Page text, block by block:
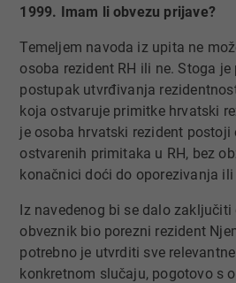
1999. Imam li obvezu prijave?
Temeljem navoda iz upita ne
osoba rezident RH ili ne. Stoga
postupak utvrđivanja
koja ostvaruje primitke hrvatski
je osoba hrvatski rezident postoji
ostvarenih primitaka u RH, bez
konačnici doći do oporezivanja ili
Iz navedenog bi se dalo zaključiti
obveznik bio porezni rezident
potrebno je utvrditi sve
konkretnom slučaju, pogotovo s